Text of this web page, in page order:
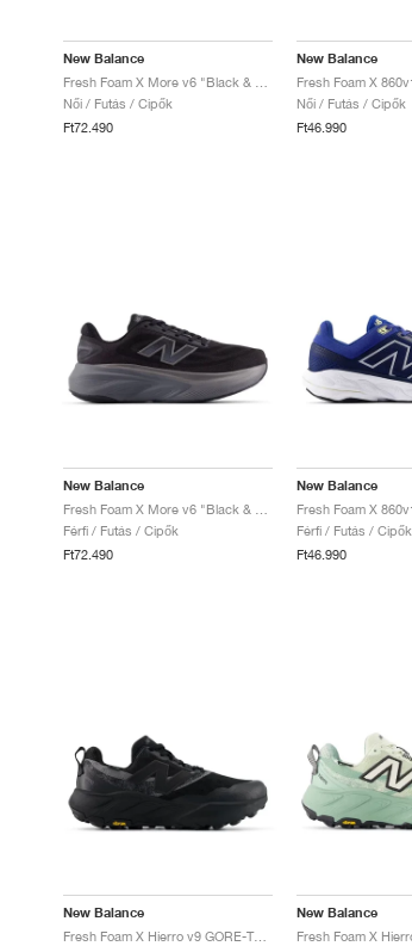
New Balance
Női / Futás / Cipők
Ft72.490
New Balance
Női / Futás / Cipők
Ft46.990
New Balance
Férfi / Futás / Cipők
Ft72.490
New Balance
Férfi / Futás / Cipők
Ft46.990
New Balance
Fresh Foam X Hierro v9 GORE-TEX "Black & Castlerock"
New Balance